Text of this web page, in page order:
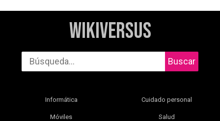
WikiVersus
Buscar
Informática
Móviles
Cuidado personal
Salud